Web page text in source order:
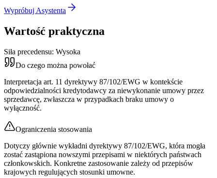
Wypróbuj Asystenta
Wartość praktyczna
Siła precedensu: Wysoka
Do czego można powołać
Interpretacja art. 11 dyrektywy 87/102/EWG w kontekście
odpowiedzialności kredytodawcy za niewykonanie umowy przez
sprzedawcę, zwłaszcza w przypadkach braku umowy o
wyłączność.
Ograniczenia stosowania
Dotyczy głównie wykładni dyrektywy 87/102/EWG, która mogła
zostać zastąpiona nowszymi przepisami w niektórych państwach
członkowskich. Konkretne zastosowanie zależy od przepisów
krajowych regulujących stosunki umowne.